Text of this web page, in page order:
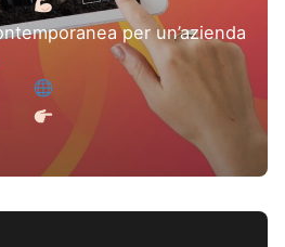
per un’azienda